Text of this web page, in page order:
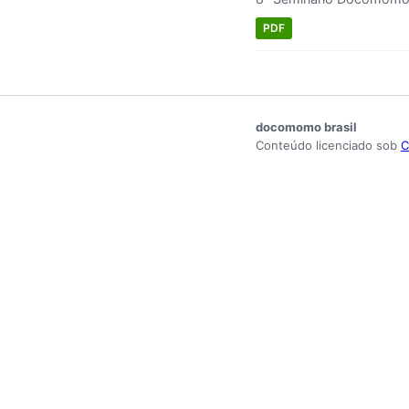
PDF
docomomo brasil
Conteúdo licenciado sob